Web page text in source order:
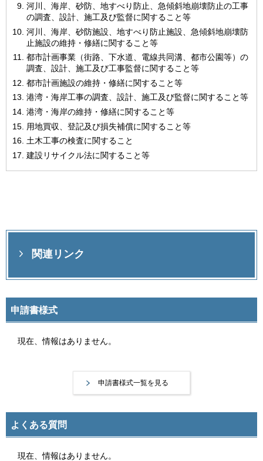
河川、海岸、砂防、地すべり防止、急傾斜地崩壊防止の工事
の調査、設計、施工及び監督に関すること等
河川、海岸、砂防施設、地すべり防止施設、急傾斜地崩壊防
止施設の維持・修繕に関すること等
都市計画事業（街路、下水道、電線共同溝、都市公園等）の
調査、設計、施工及び工事監督に関すること等
都市計画施設の維持・修繕に関すること等
港湾・海岸工事の調査、設計、施工及び監督に関すること等
港湾・海岸の維持・修繕に関すること等
用地買収、登記及び損失補償に関すること等
土木工事の検査に関すること
建設リサイクル法に関すること等
関連リンク
申請書様式
現在、情報はありません。
申請書様式一覧を見る
よくある質問
現在、情報はありません。